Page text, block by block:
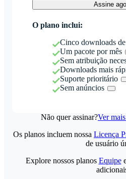
Assine
O plano inclui:
Cinco downloads
Um pacote por mês
Sem atribuição
Downloads mais
Suporte prioritário
Sem anúncios
Não quer assinar?Ver
Os planos incluem nossa Licença
de usuário
Explore nossos planos Equipe